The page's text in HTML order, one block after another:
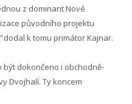
z dominant Nové
původního projektu
dodal k tomu primátor Kajnar.
být dokončeno i obchodně-
Dvojhalí. Ty koncem